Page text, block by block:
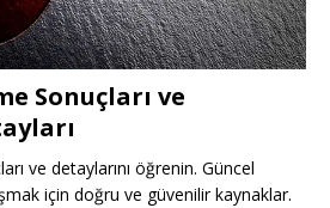
Sonuçları ve
ve detaylarını öğrenin. Güncel
için doğru ve güvenilir kaynaklar.